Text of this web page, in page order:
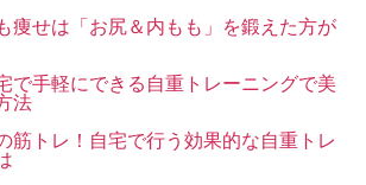
痩せは「お尻＆内もも」を鍛えた方が
で手軽にできる自重トレーニングで美
法
筋トレ！自宅で行う効果的な自重トレ